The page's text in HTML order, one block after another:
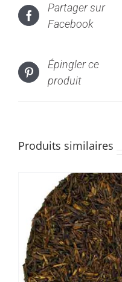
Les
options
être
du
Partager sur
Facebook
Épingler ce
produit
Produits similaires